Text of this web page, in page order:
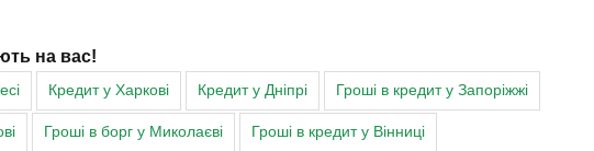
на вас!
Кредит у Харкові Кредит у Дніпрі Гроші в кредит у Запоріжжі
Гроші в борг у Миколаєві Гроші в кредит у Вінниці